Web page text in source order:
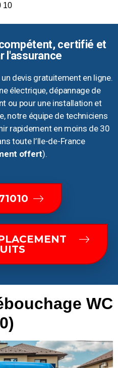
10
certifié et
l'assurance
devis gratuitement en ligne.
électrique, dépannage de
ou pour une installation et
notre équipe de techniciens
rapidement en moins de 30
toute l’Ile-de-France
offert).
WC